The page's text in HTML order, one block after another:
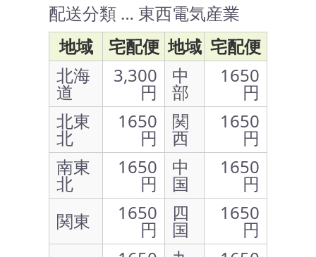
配送分類 … 東西電気産業
地域
宅配便 地域 宅配便
北海
道
3,300
円
中
部
1650
円
北東
北
1650
円
関
西
1650
円
南東
北
1650
円
中
国
1650
円
関東
1650
円
四
国
1650
円